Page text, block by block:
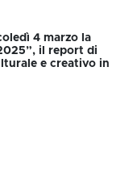
4 marzo la
il report di
e creativo in